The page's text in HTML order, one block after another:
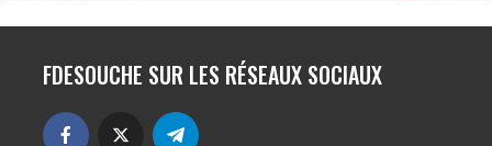
FDESOUCHE SUR LES RÉSEAUX SOCIAUX